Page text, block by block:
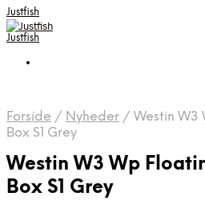
Justfish
Justfish
Forside / Nyheder / Westin W3
Box S1 Grey
Westin W3 Wp
Box S1 Grey